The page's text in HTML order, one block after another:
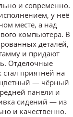
и современно.
у неё
месте, а над
компьютера. В
деталей,
и придают
Отделочные
стал приятней на
— чёрный
панели и
сидений — из
и качественно.